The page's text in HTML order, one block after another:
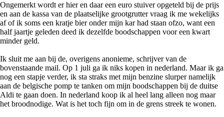
Ongemerkt wordt er hier en daar een euro stuiver opgeteld bij de prijs
en aan de kassa van de plaatselijke grootgrutter vraag ik me wekelijks
af of ik soms een kratje bier onder mijn kar had staan ofzo, want een
half jaartje geleden deed ik dezelfde boodschappen voor een kwart
minder geld.
Ik sluit me aan bij de, overigens anonieme, schrijver van de
bovenstaande mail. Op 1 juli ga ik niks kopen in nederland. Maar ik ga
nog een stapje verder, ik sta straks met mijn benzine slurper namelijk
aan de belgische pomp te tanken om mijn boodschappen bij de duitse
Aldi te gaan doen. In nederland koop ik al heel lang alleen nog maar
het broodnodige. Wat is het toch fijn om in de grens streek te wonen.